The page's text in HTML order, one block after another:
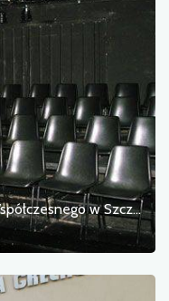
Malarnia - Scena Teatru Współczesnego w Szczecinie